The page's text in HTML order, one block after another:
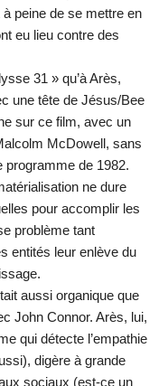
peine de se mettre en
eu lieu contre des
31 » qu’à Arès,
une tête de Jésus/Bee
sur ce film, avec un
McDowell, sans
programme de 1982.
ne dure
pour accomplir les
problème tant
entités leur enlève du
aussi organique que
John Connor. Arès, lui,
qui détecte l’empathie
digère à grande
sociaux (est-ce un